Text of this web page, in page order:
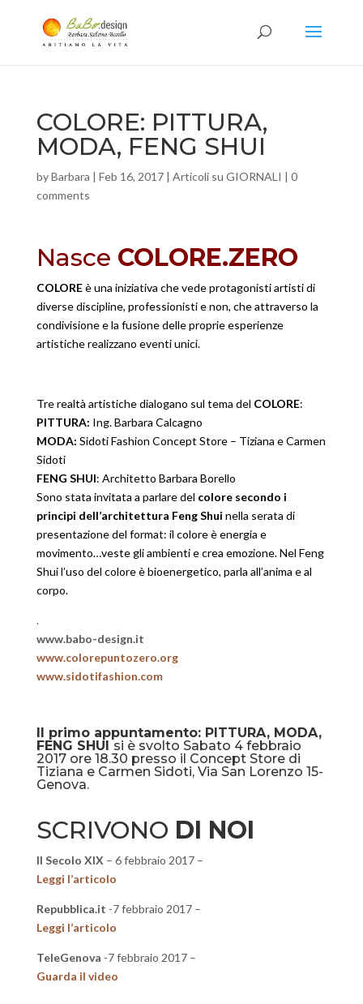
COLORE: PITTURA,
MODA, FENG SHUI
byBarbara | Feb 16, 2017| Articoli su GIORNALI | 0
comments
Nasce COLORE.ZERO
COLOREè una iniziativa che vede protagonisti artisti di
diverse discipline, professionisti e non, che attraverso la
condivisione e la fusione delle proprie esperienze
artistiche realizzano eventi unici.
Tre realtà artistiche dialogano sul tema del COLORE:
PITTURA: Ing. Barbara Calcagno
MODA: Sidoti Fashion Concept Store – Tiziana e Carmen
Sidoti
FENG SHUI: Architetto Barbara Borello
Sono stata invitata a parlare del colore secondo i
principi dell’architettura Feng Shui nella serata di
presentazione del format: il colore è energia e
movimento…veste gli ambienti e crea emozione. Nel Feng
Shui l’uso del colore è bioenergetico, parla all’anima e al
corpo.
.
www.babo-design.it
www.colorepuntozero.org
www.sidotifashion.com
Il primo appuntamento: PITTURA, MODA,
FENG SHUI si è svolto Sabato 4 febbraio
2017 ore 18.30 presso il Concept Store di
Tiziana e Carmen Sidoti, Via San Lorenzo 15-
Genova.
SCRIVONO DI NOI
Il Secolo XIX – 6 febbraio 2017 –
Leggi l’articolo
Repubblica.it -7 febbraio 2017 –
Leggi l’articolo
TeleGenova -7 febbraio 2017 –
Guarda il video